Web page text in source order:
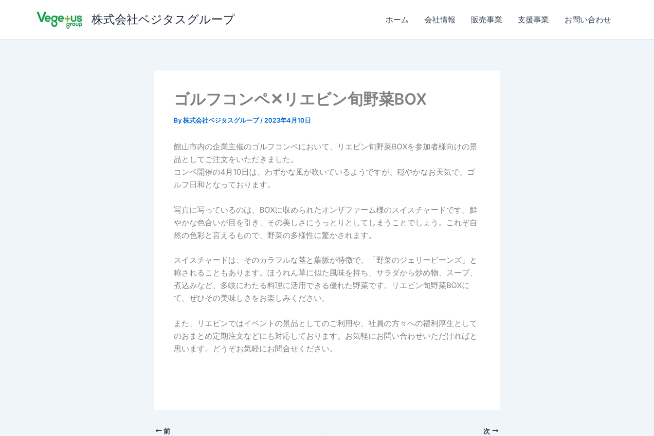
株式会社ベジタスグループ ホーム 会社情報 販売事業 支援事業 お問い合わせ
ゴルフコンペ✕リエビン旬野菜BOX
By株式会社ベジタスグループ/ 2023年4月10日
館山市内の企業主催のゴルフコンペにおいて、リエビン旬野菜BOXを参加者様向けの景
品としてご注文をいただきました。
コンペ開催の4月10日は、わずかな風が吹いているようですが、穏やかなお天気で、ゴ
ルフ日和となっております。
写真に写っているのは、BOXに収められたオンザファーム様のスイスチャードです。鮮
やかな色合いが目を引き、その美しさにうっとりとしてしまうことでしょう。これぞ自
然の色彩と言えるもので、野菜の多様性に驚かされます。
スイスチャードは、そのカラフルな茎と葉脈が特徴で、「野菜のジェリービーンズ」と
称されることもあります。ほうれん草に似た風味を持ち、サラダから炒め物、スープ、
煮込みなど、多岐にわたる料理に活用できる優れた野菜です。リエビン旬野菜BOXに
て、ぜひその美味しさをお楽しみください。
また、リエビンではイベントの景品としてのご利用や、社員の方々への福利厚生として
のおまとめ定期注文などにも対応しております。お気軽にお問い合わせいただければと
思います。どうぞお気軽にお問合せください。
前 次